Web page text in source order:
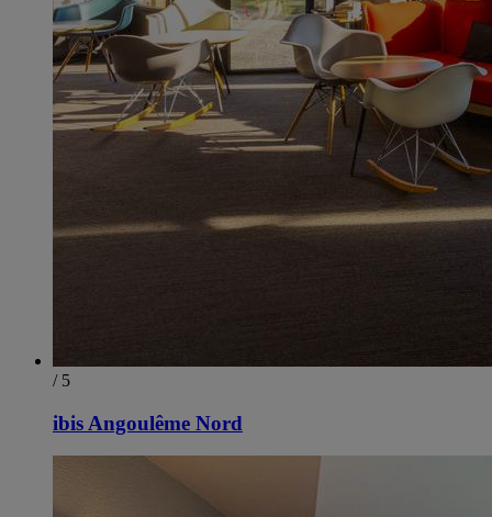
/ 5
ibis Angoulême Nord